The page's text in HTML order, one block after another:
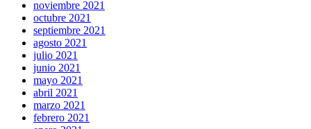
noviembre 2021
octubre 2021
septiembre 2021
agosto 2021
julio 2021
junio 2021
mayo 2021
abril 2021
marzo 2021
febrero 2021